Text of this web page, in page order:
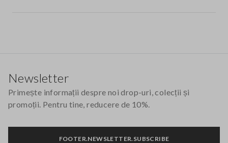
Newsletter
Primește informații despre noi drop-uri, colecții și
promoții. Pentru tine, reducere de 10%.
FOOTER.NEWSLETTER.SUBSCRIBE